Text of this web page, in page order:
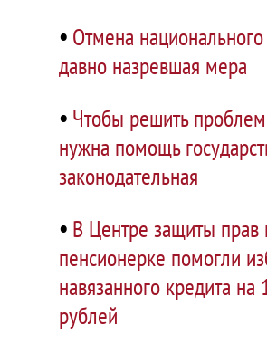
• Отмена
давно назревшая мера
• Чтобы решить
нужна помощь
законодательная
• В Центре защиты прав
пенсионерке помогли
навязанного кредита на
рублей